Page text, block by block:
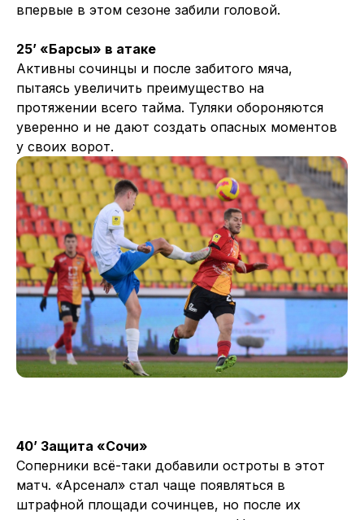
впервые в этом сезоне забили головой.
25’ «Барсы» в атаке
Активны сочинцы и после забитого мяча,
пытаясь увеличить преимущество на
протяжении всего тайма. Туляки обороняются
уверенно и не дают создать опасных моментов
у своих ворот.
40’ Защита «Сочи»
Соперники всё-таки добавили остроты в этот
матч. «Арсенал» стал чаще появляться в
штрафной площади сочинцев, но после их